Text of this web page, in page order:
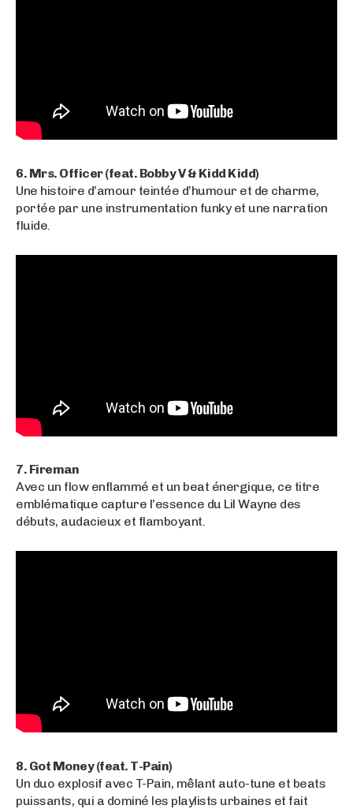
6. Mrs. Officer (feat. Bobby V & Kidd Kidd)
Une histoire d’amour teintée d’humour et de charme,
portée par une instrumentation funky et une narration
fluide.
7. Fireman
Avec un flow enflammé et un beat énergique, ce titre
emblématique capture l’essence du Lil Wayne des
débuts, audacieux et flamboyant.
8. Got Money (feat. T-Pain)
Un duo explosif avec T-Pain, mêlant auto-tune et beats
puissants, qui a dominé les playlists urbaines et fait